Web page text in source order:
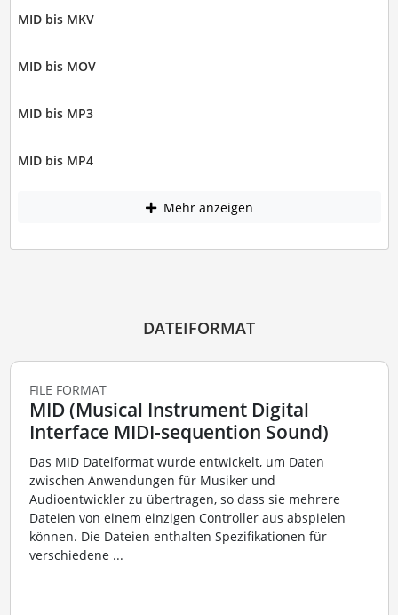
MID bis MKV
MID bis MOV
MID bis MP3
MID bis MP4
Mehr anzeigen
DATEIFORMAT
FILE FORMAT
MID (Musical Instrument Digital
Interface MIDI-sequention Sound)
Das MID Dateiformat wurde entwickelt, um Daten
zwischen Anwendungen für Musiker und
Audioentwickler zu übertragen, so dass sie mehrere
Dateien von einem einzigen Controller aus abspielen
können. Die Dateien enthalten Spezifikationen für
verschiedene ...